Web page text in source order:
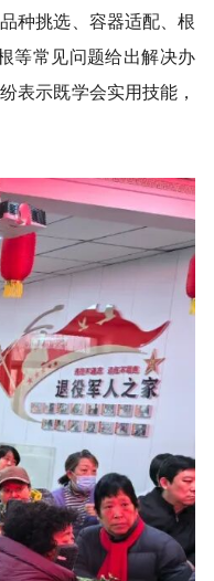
种挑选、容器适配、根
等常见问题给出解决办
表示既学会实用技能，